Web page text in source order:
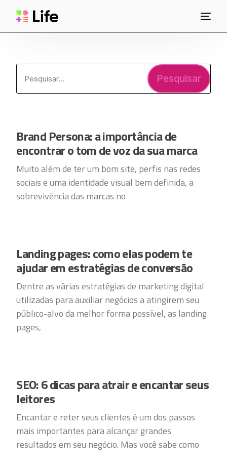
Pesquisar
Brand Persona: a importância de
encontrar o tom de voz da sua marca
Muito além de ter um bom site, perfis nas redes
sociais e uma identidade visual bem definida, a
sobrevivência das marcas no
Landing pages: como elas podem te
ajudar em estratégias de conversão
Dentre as várias estratégias de marketing digital
utilizadas para auxiliar negócios a atingirem seu
público-alvo da melhor forma possível, as landing
pages,
SEO: 6 dicas para atrair e encantar seus
leitores
Encantar e reter seus clientes é um dos passos
mais importantes para alcançar grandes
resultados em seu negócio. Mas você sabe como